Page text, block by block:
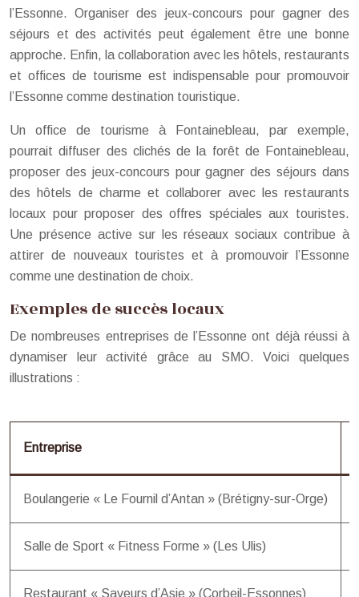
l’Essonne. Organiser des jeux-concours pour gagner des
séjours et des activités peut également être une bonne
approche. Enfin, la collaboration avec les hôtels, restaurants
et offices de tourisme est indispensable pour promouvoir
l’Essonne comme destination touristique.
Un office de tourisme à Fontainebleau, par exemple,
pourrait diffuser des clichés de la forêt de Fontainebleau,
proposer des jeux-concours pour gagner des séjours dans
des hôtels de charme et collaborer avec les restaurants
locaux pour proposer des offres spéciales aux touristes.
Une présence active sur les réseaux sociaux contribue à
attirer de nouveaux touristes et à promouvoir l’Essonne
comme une destination de choix.
Exemples de succès locaux
De nombreuses entreprises de l’Essonne ont déjà réussi à
dynamiser leur activité grâce au SMO. Voici quelques
illustrations :
Entreprise
Boulangerie « Le Fournil d’Antan » (Brétigny-sur-Orge)
Salle de Sport « Fitness Forme » (Les Ulis)
Restaurant « Saveurs d’Asie » (Corbeil-Essonnes)